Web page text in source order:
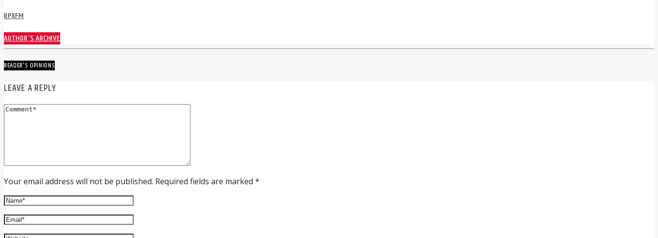
RPKFM
AUTHOR'S ARCHIVE
READER'S OPINIONS
LEAVE A REPLY
Your email address will not be published. Required fields are marked *